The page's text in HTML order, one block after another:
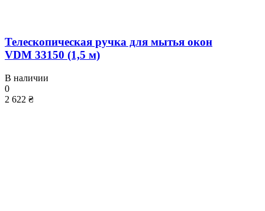
Телескопическая ручка для мытья окон
VDM 33150 (1,5 м)
В наличии
0
2 622 ₴